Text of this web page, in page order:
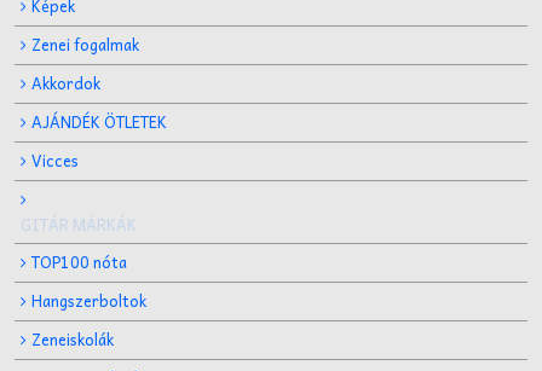
Zenei fogalmak
Akkordok
AJÁNDÉK ÖTLETEK
Vicces
GITÁR MÁRKÁK
TOP100 nóta
Hangszerboltok
Zeneiskolák